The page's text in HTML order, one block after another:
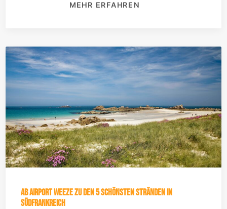
MEHR ERFAHREN
Ab Airport Weeze zu den 5 schönsten Stränden in
Südfrankreich